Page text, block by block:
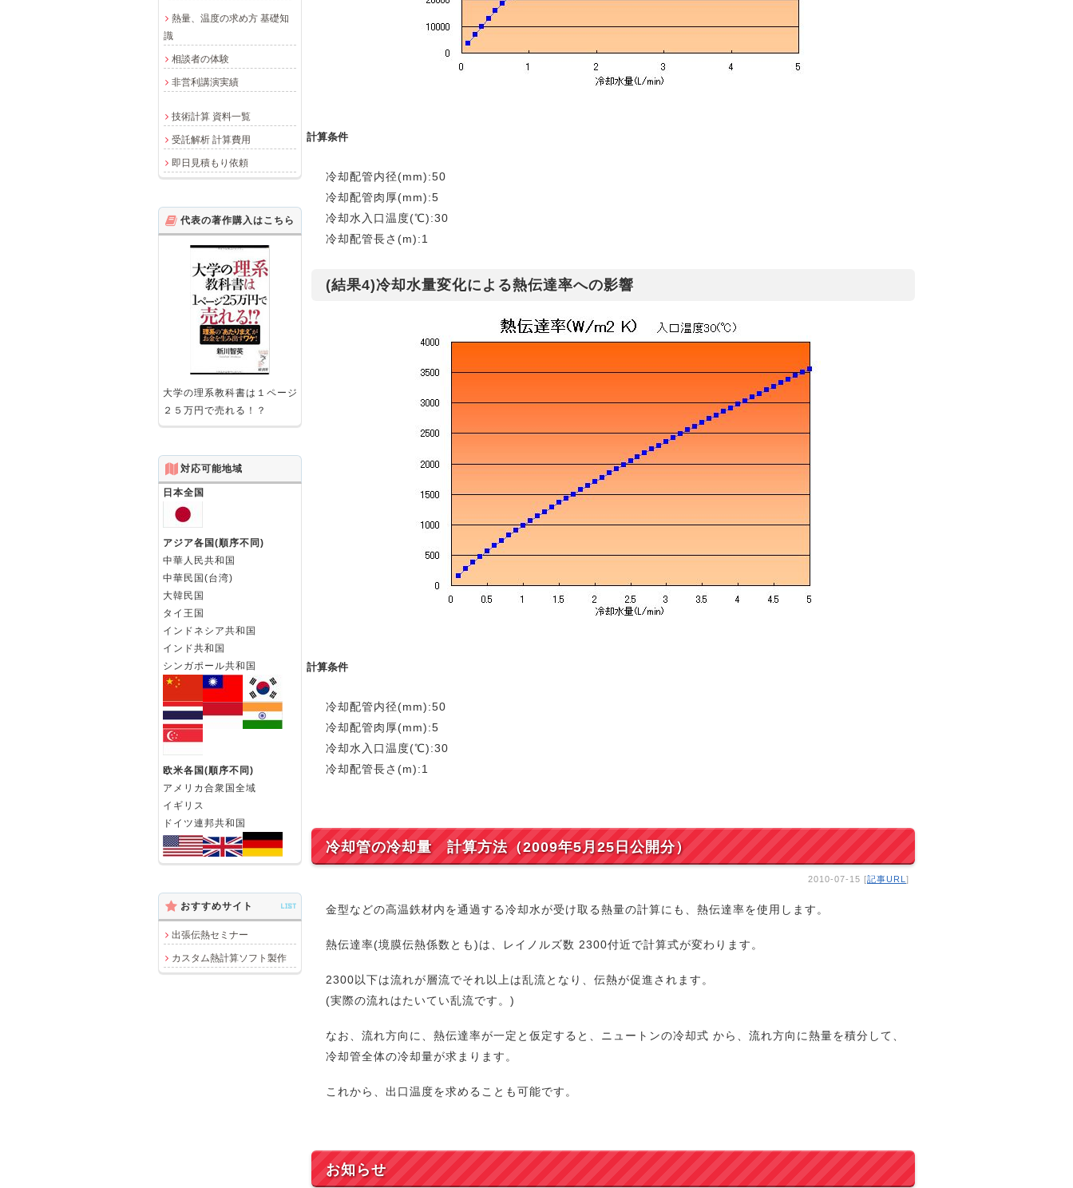
計算条件
冷却配管内径(mm):50
冷却配管肉厚(mm):5
冷却水入口温度(℃):30
冷却配管長さ(m):1
(結果4)冷却水量変化による熱伝達率への影響
計算条件
冷却配管内径(mm):50
冷却配管肉厚(mm):5
冷却水入口温度(℃):30
冷却配管長さ(m):1
冷却管の冷却量 計算方法（2009年5月25日公開分）
2010-07-15 [記事URL ]
金型などの高温鉄材内を通過する冷却水が受け取る熱量の計算にも、熱伝達率を使用します。
熱伝達率(境膜伝熱係数とも)は、レイノルズ数 2300付近で計算式が変わります。
2300以下は流れが層流でそれ以上は乱流となり、伝熱が促進されます。
(実際の流れはたいてい乱流です。)
なお、流れ方向に、熱伝達率が一定と仮定すると、ニュートンの冷却式 から、流れ方向に熱量を積分して、
冷却管全体の冷却量が求まります。
これから、出口温度を求めることも可能です。
お知らせ
熱量、温度の求め方 基礎知
識
相談者の体験
非営利講演実績
技術計算 資料一覧
受託解析 計算費用
即日見積もり依頼
代表の著作購入はこちら
大学の理系教科書は１ページ
２５万円で売れる！？
対応可能地域
日本全国
アジア各国(順序不同)
中華人民共和国
中華民国(台湾)
大韓民国
タイ王国
インドネシア共和国
インド共和国
シンガポール共和国
欧米各国(順序不同)
アメリカ合衆国全域
イギリス
ドイツ連邦共和国
おすすめサイト LIST
出張伝熱セミナー
カスタム熱計算ソフト製作